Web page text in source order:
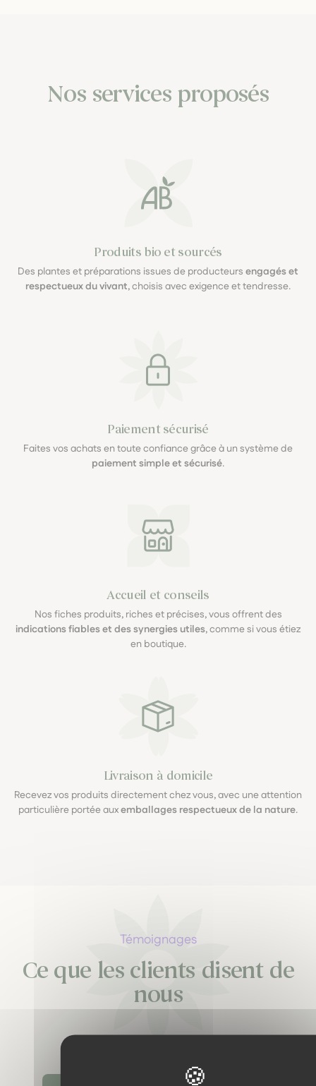
Nos services proposés
Produits bio et sourcés
Des plantes et préparations issues de producteurs engagés et
respectueux du vivant, choisis avec exigence et tendresse.
Paiement sécurisé
Faites vos achats en toute confiance grâce à un système de
paiement simple et sécurisé.
Accueil et conseils
Nos fiches produits, riches et précises, vous offrent des
indications fiables et des synergies utiles, comme si vous étiez
en boutique.
Livraison à domicile
Recevez vos produits directement chez vous, avec une attention
particulière portée auxemballages respectueux de la nature.
Témoignages
Ce que les clients disent de
nous